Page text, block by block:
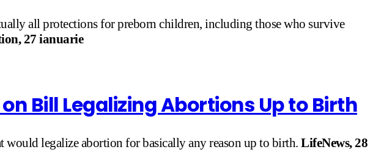
all protections for preborn children, including those who survive
27 ianuarie
Bill Legalizing Abortions Up to Birth
would legalize abortion for basically any reason up to birth. LifeNews, 28